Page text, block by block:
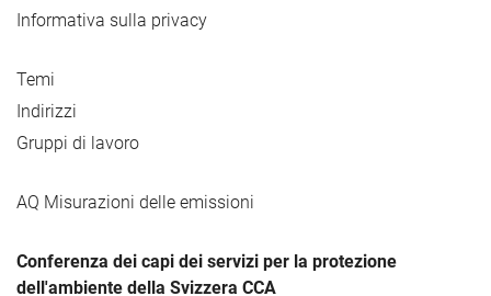
Informativa sulla privacy
Temi
Indirizzi
Gruppi di lavoro
AQ Misurazioni delle emissioni
Conferenza dei capi dei servizi per la protezione
dell'ambiente della Svizzera CCA